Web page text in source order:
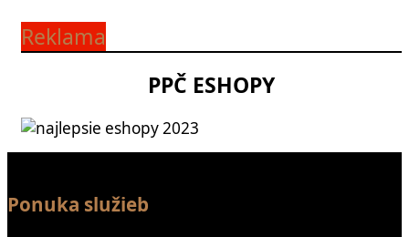
Reklama
PPČ ESHOPY
Ponuka služieb